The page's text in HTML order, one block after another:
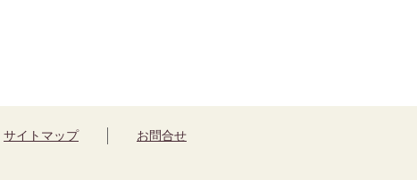
サイトマップ お問合せ